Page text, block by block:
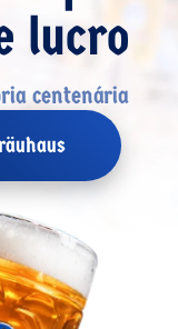
lucro
centenária